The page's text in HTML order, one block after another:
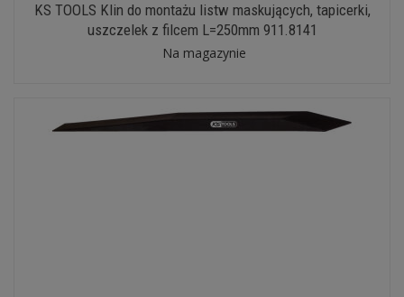
KS TOOLS Klin do montażu listw maskujących, tapicerki,
uszczelek z filcem L=250mm 911.8141
Na magazynie